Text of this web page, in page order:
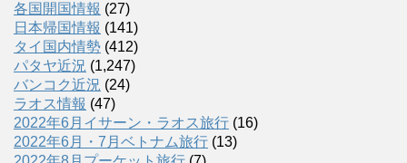
各国開国情報 (27)
日本帰国情報 (141)
タイ国内情勢 (412)
パタヤ近況 (1,247)
バンコク近況 (24)
ラオス情報 (47)
2022年6月イサーン・ラオス旅行 (16)
2022年6月・7月ベトナム旅行 (13)